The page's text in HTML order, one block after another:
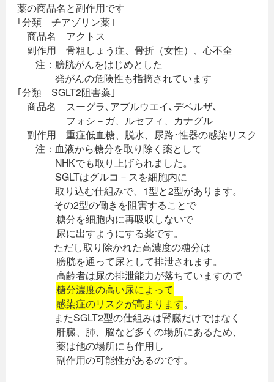
薬の商品名と副作用です
｢分類 チアゾリン薬｣
商品名 アクトス
副作用 骨粗しょう症、骨折（女性）、心不全
注：膀胱がんをはじめとした
発がんの危険性も指摘されています
｢分類 SGLT2阻害薬｣
商品名 スーグラ､アプルウエイ､デベルザ､
フォシ－ガ、ルセフィ、カナグル
副作用 重症低血糖、脱水、尿路･性器の感染リスク
注：血液から糖分を取り除く薬として
NHKでも取り上げられました。
SGLTはグルコ－スを細胞内に
取り込む仕組みで、1型と2型があります。
その2型の働きを阻害することで
糖分を細胞内に再吸収しないで
尿に出すようにする薬です。
ただし取り除かれた高濃度の糖分は
膀胱を通って尿として排泄されます。
高齢者は尿の排泄能力が落ちていますので
糖分濃度の高い尿によって
感染症のリスクが高まります。
またSGLT2型の仕組みは腎臓だけではなく
肝臓、肺、脳など多くの場所にあるため、
薬は他の場所にも作用し
副作用の可能性があるのです。